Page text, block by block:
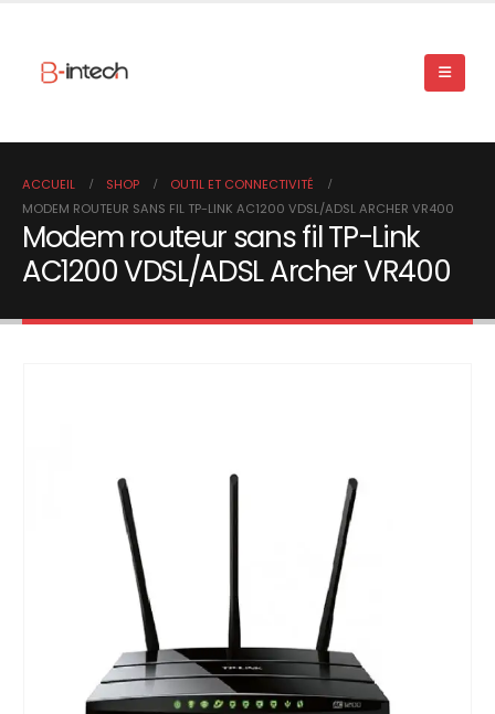
ACCUEIL SHOP
OUTIL ET CONNECTIVITÉ
MODEM ROUTEUR SANS FIL TP-LINK AC1200 VDSL/ADSL ARCHER VR400
Modem routeur sans fil TP-Link
AC1200 VDSL/ADSL Archer VR400